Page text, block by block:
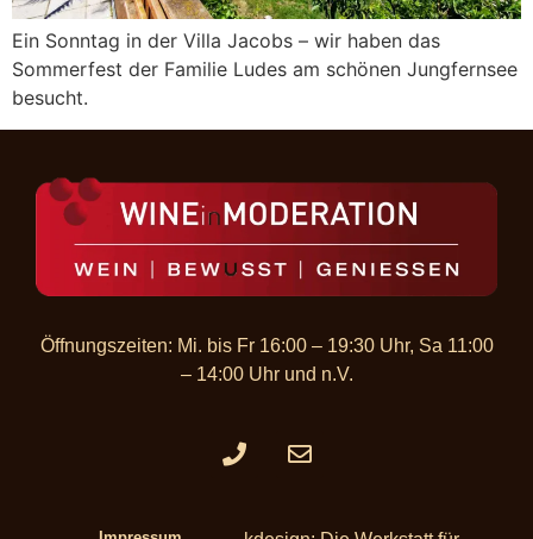
Ein Sonntag in der Villa Jacobs – wir haben das
Sommerfest der Familie Ludes am schönen Jungfernsee
besucht.
Öffnungszeiten: Mi. bis Fr 16:00 – 19:30 Uhr, Sa 11:00
– 14:00 Uhr und n.V.​